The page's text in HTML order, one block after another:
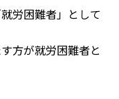
労困難者」として
方が就労困難者と